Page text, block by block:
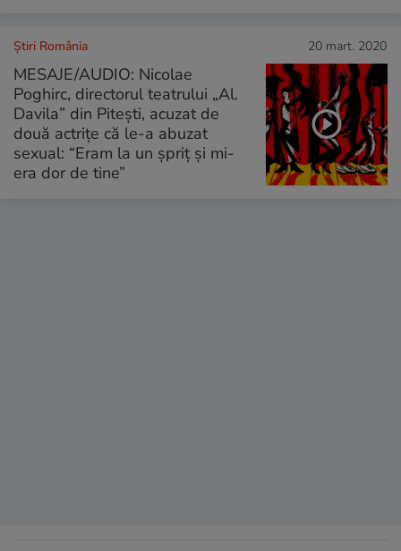
Știri România 20 mart. 2020
MESAJE/AUDIO: Nicolae
Poghirc, directorul teatrului „Al.
Davila” din Pitești, acuzat de
două actrițe că le-a abuzat
sexual: “Eram la un șpriț și mi-
era dor de tine”